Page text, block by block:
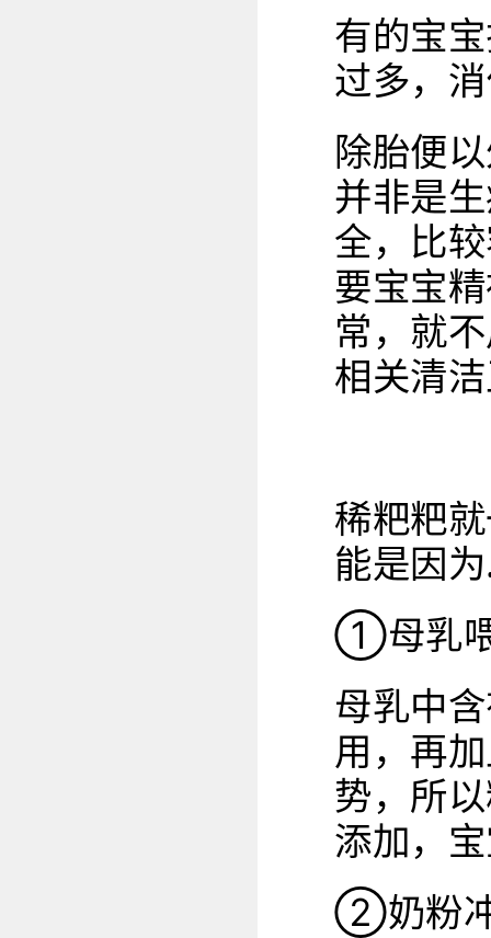
有的宝
过多，
除胎便
并非是
全，比
要宝宝
常，就
相关清
稀粑粑
能是因
①母乳
母乳中
用，再
势，所
添加，
②奶粉